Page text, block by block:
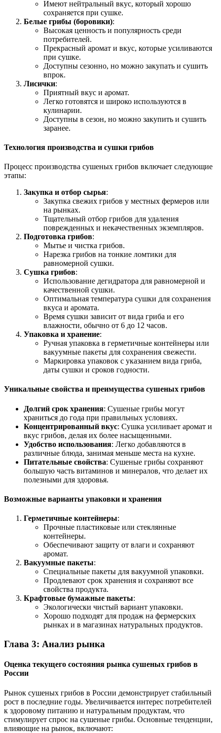
Имеют нейтральный вкус, который хорошо
сохраняется при сушке.
Белые грибы (боровики):
Высокая ценность и популярность среди
потребителей.
Прекрасный аромат и вкус, которые усиливаются
при сушке.
Доступны сезонно, но можно закупать и сушить
впрок.
Лисички:
Приятный вкус и аромат.
Легко готовятся и широко используются в
кулинарии.
Доступны в сезон, но можно закупить и сушить
заранее.
Технология производства и сушки грибов
Процесс производства сушеных грибов включает следующие
этапы:
Закупка и отбор сырья:
Закупка свежих грибов у местных фермеров или
на рынках.
Тщательный отбор грибов для удаления
поврежденных и некачественных экземпляров.
Подготовка грибов:
Мытье и чистка грибов.
Нарезка грибов на тонкие ломтики для
равномерной сушки.
Сушка грибов:
Использование дегидратора для равномерной и
качественной сушки.
Оптимальная температура сушки для сохранения
вкуса и аромата.
Время сушки зависит от вида гриба и его
влажности, обычно от 6 до 12 часов.
Упаковка и хранение:
Ручная упаковка в герметичные контейнеры или
вакуумные пакеты для сохранения свежести.
Маркировка упаковок с указанием вида гриба,
даты сушки и сроков годности.
Уникальные свойства и преимущества сушеных грибов
Долгий срок хранения: Сушеные грибы могут
храниться до года при правильных условиях.
Концентрированный вкус: Сушка усиливает аромат и
вкус грибов, делая их более насыщенными.
Удобство использования: Легко добавляются в
различные блюда, занимая меньше места на кухне.
Питательные свойства: Сушеные грибы сохраняют
большую часть витаминов и минералов, что делает их
полезными для здоровья.
Возможные варианты упаковки и хранения
Герметичные контейнеры:
Прочные пластиковые или стеклянные
контейнеры.
Обеспечивают защиту от влаги и сохраняют
аромат.
Вакуумные пакеты:
Специальные пакеты для вакуумной упаковки.
Продлевают срок хранения и сохраняют все
свойства продукта.
Крафтовые бумажные пакеты:
Экологически чистый вариант упаковки.
Хорошо подходят для продаж на фермерских
рынках и в магазинах натуральных продуктов.
Глава 3: Анализ рынка
Оценка текущего состояния рынка сушеных грибов в
России
Рынок сушеных грибов в России демонстрирует стабильный
рост в последние годы. Увеличивается интерес потребителей
к здоровому питанию и натуральным продуктам, что
стимулирует спрос на сушеные грибы. Основные тенденции,
влияющие на рынок, включают: